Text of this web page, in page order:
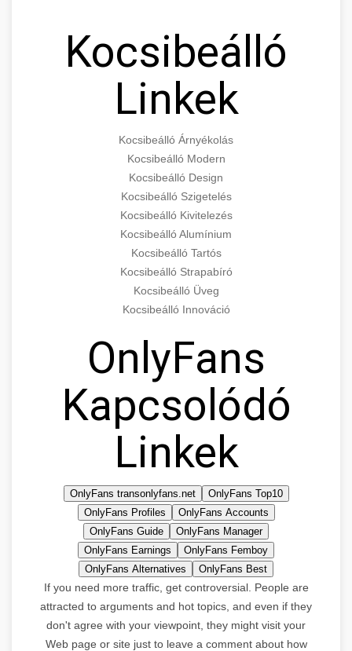
Kocsibeálló
Linkek
Kocsibeálló Árnyékolás
Kocsibeálló Modern
Kocsibeálló Design
Kocsibeálló Szigetelés
Kocsibeálló Kivitelezés
Kocsibeálló Alumínium
Kocsibeálló Tartós
Kocsibeálló Strapabíró
Kocsibeálló Üveg
Kocsibeálló Innováció
OnlyFans
Kapcsolódó
Linkek
OnlyFans transonlyfans.net
OnlyFans Top10
OnlyFans Profiles
OnlyFans Accounts
OnlyFans Guide
OnlyFans Manager
OnlyFans Earnings
OnlyFans Femboy
OnlyFans Alternatives
OnlyFans Best
If you need more traffic, get controversial. People are
attracted to arguments and hot topics, and even if they
don't agree with your viewpoint, they might visit your
Web page or site just to leave a comment about how